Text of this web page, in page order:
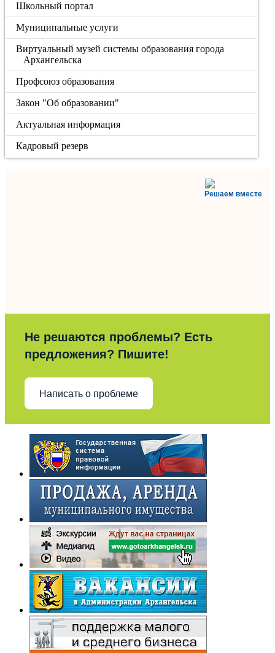
Школьный портал
Муниципальные услуги
Виртуальный музей системы образования города
Архангельска
Профсоюз образования
Закон "Об образовании"
Актуальная информация
Кадровый резерв
Решаем вместе
Не решаются проблемы? Есть
предложения? Пишите!
Написать о проблеме